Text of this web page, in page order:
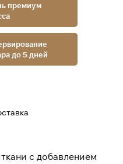
премиум
до 5 дней
с добавлением